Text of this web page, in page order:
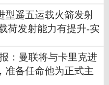
型遥五运载火箭发射
荷发射能力有提升-实
：曼联将与卡里克进
准备任命他为正式主